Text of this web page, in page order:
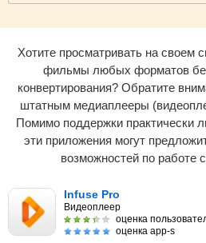
Хотите просматривать на своем
фильмы любых форматов
конвертирования? Обратите
штатным медиаплееры
Помимо поддержки практически
эти приложения могут
возможностей по работе
Infuse Pro
Видеоплеер
оценка
оценка app-s